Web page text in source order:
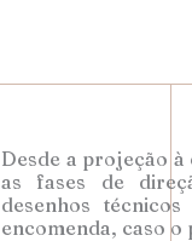
Desde a projeção à
as fases de
desenhos
encomenda, caso o